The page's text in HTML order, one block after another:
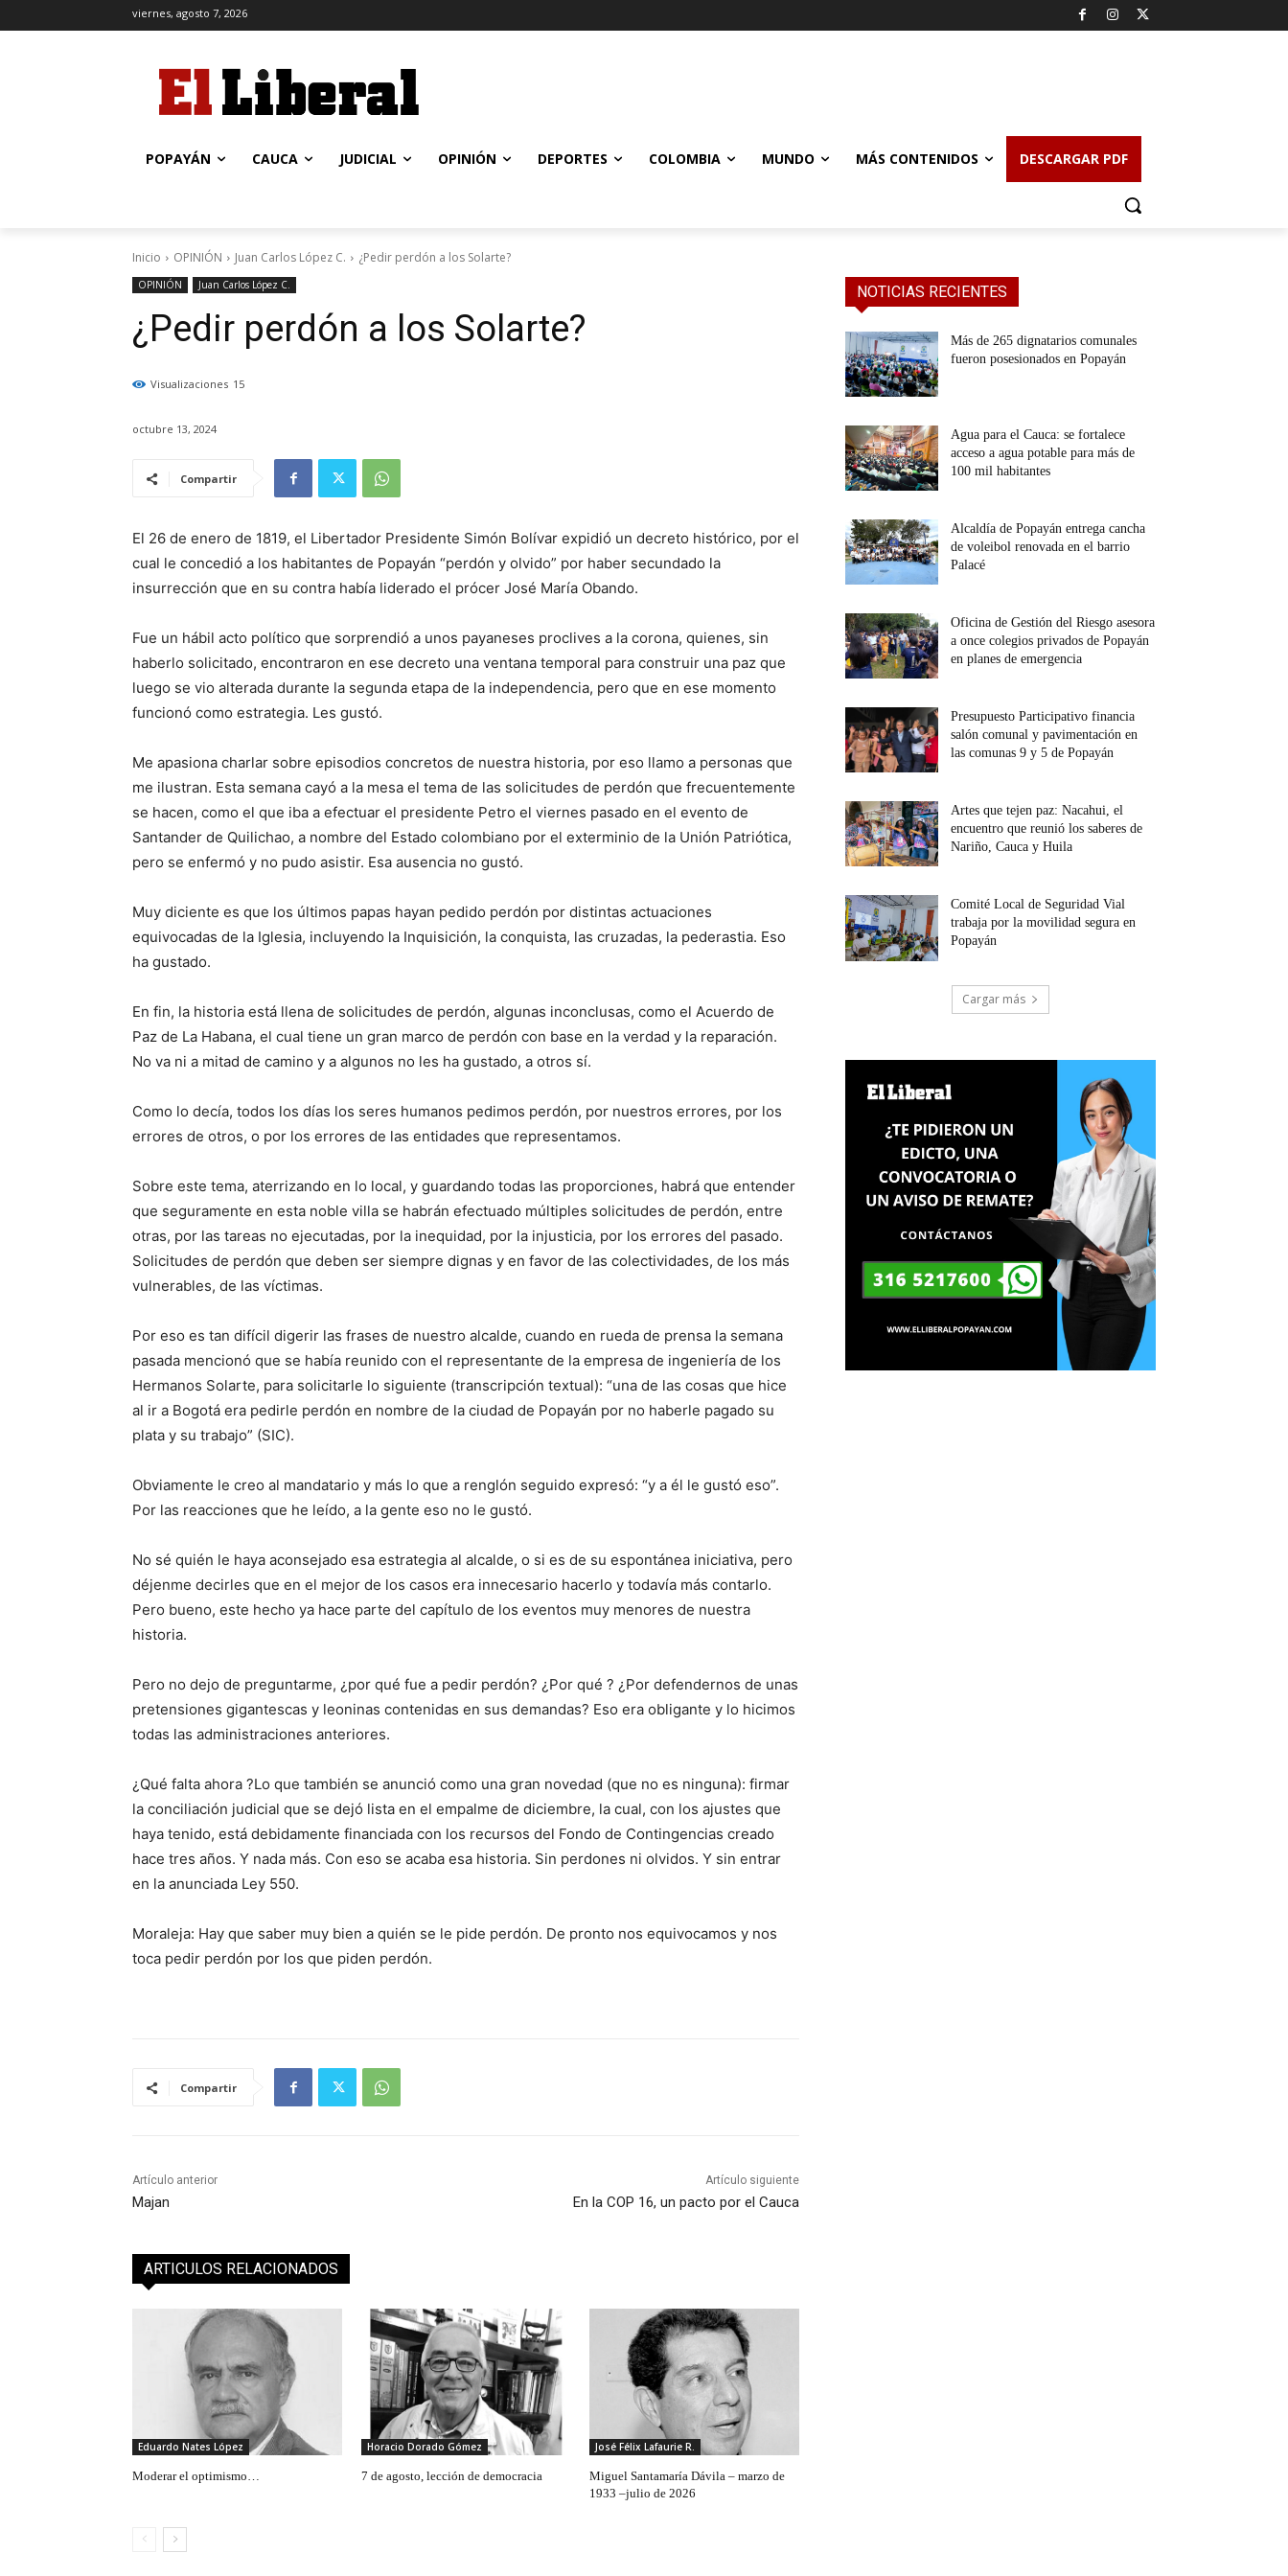
viernes, agosto 7, 2026
POPAYÁN CAUCA JUDICIAL OPINIÓN DEPORTES COLOMBIA MUNDO MÁS CONTENIDOS DESCARGAR PDF
Inicio OPINIÓN Juan Carlos López C. ¿Pedir perdón a los Solarte?
OPINIÓN Juan Carlos López C.
¿Pedir perdón a los Solarte?
Visualizaciones 15
octubre 13, 2024
Compartir
El 26 de enero de 1819, el Libertador Presidente Simón Bolívar expidió un decreto histórico, por el
cual le concedió a los habitantes de Popayán “perdón y olvido” por haber secundado la
insurrección que en su contra había liderado el prócer José María Obando.
Fue un hábil acto político que sorprendió a unos payaneses proclives a la corona, quienes, sin
haberlo solicitado, encontraron en ese decreto una ventana temporal para construir una paz que
luego se vio alterada durante la segunda etapa de la independencia, pero que en ese momento
funcionó como estrategia. Les gustó.
Me apasiona charlar sobre episodios concretos de nuestra historia, por eso llamo a personas que
me ilustran. Esta semana cayó a la mesa el tema de las solicitudes de perdón que frecuentemente
se hacen, como el que iba a efectuar el presidente Petro el viernes pasado en el evento de
Santander de Quilichao, a nombre del Estado colombiano por el exterminio de la Unión Patriótica,
pero se enfermó y no pudo asistir. Esa ausencia no gustó.
Muy diciente es que los últimos papas hayan pedido perdón por distintas actuaciones
equivocadas de la Iglesia, incluyendo la Inquisición, la conquista, las cruzadas, la pederastia. Eso
ha gustado.
En fin, la historia está llena de solicitudes de perdón, algunas inconclusas, como el Acuerdo de
Paz de La Habana, el cual tiene un gran marco de perdón con base en la verdad y la reparación.
No va ni a mitad de camino y a algunos no les ha gustado, a otros sí.
Como lo decía, todos los días los seres humanos pedimos perdón, por nuestros errores, por los
errores de otros, o por los errores de las entidades que representamos.
Sobre este tema, aterrizando en lo local, y guardando todas las proporciones, habrá que entender
que seguramente en esta noble villa se habrán efectuado múltiples solicitudes de perdón, entre
otras, por las tareas no ejecutadas, por la inequidad, por la injusticia, por los errores del pasado.
Solicitudes de perdón que deben ser siempre dignas y en favor de las colectividades, de los más
vulnerables, de las víctimas.
Por eso es tan difícil digerir las frases de nuestro alcalde, cuando en rueda de prensa la semana
pasada mencionó que se había reunido con el representante de la empresa de ingeniería de los
Hermanos Solarte, para solicitarle lo siguiente (transcripción textual): “una de las cosas que hice
al ir a Bogotá era pedirle perdón en nombre de la ciudad de Popayán por no haberle pagado su
plata y su trabajo” (SIC).
Obviamente le creo al mandatario y más lo que a renglón seguido expresó: “y a él le gustó eso”.
Por las reacciones que he leído, a la gente eso no le gustó.
No sé quién le haya aconsejado esa estrategia al alcalde, o si es de su espontánea iniciativa, pero
déjenme decirles que en el mejor de los casos era innecesario hacerlo y todavía más contarlo.
Pero bueno, este hecho ya hace parte del capítulo de los eventos muy menores de nuestra
historia.
Pero no dejo de preguntarme, ¿por qué fue a pedir perdón? ¿Por qué ? ¿Por defendernos de unas
pretensiones gigantescas y leoninas contenidas en sus demandas? Eso era obligante y lo hicimos
todas las administraciones anteriores.
¿Qué falta ahora ?Lo que también se anunció como una gran novedad (que no es ninguna): firmar
la conciliación judicial que se dejó lista en el empalme de diciembre, la cual, con los ajustes que
haya tenido, está debidamente financiada con los recursos del Fondo de Contingencias creado
hace tres años. Y nada más. Con eso se acaba esa historia. Sin perdones ni olvidos. Y sin entrar
en la anunciada Ley 550.
Moraleja: Hay que saber muy bien a quién se le pide perdón. De pronto nos equivocamos y nos
toca pedir perdón por los que piden perdón.
Compartir
Artículo anterior
Majan
Artículo siguiente
En la COP 16, un pacto por el Cauca
ARTICULOS RELACIONADOS
Eduardo Nates López
Moderar el optimismo…
Horacio Dorado Gómez
7 de agosto, lección de democracia
José Félix Lafaurie R.
Miguel Santamaría Dávila – marzo de
1933 –julio de 2026
NOTICIAS RECIENTES
Más de 265 dignatarios comunales
fueron posesionados en Popayán
Agua para el Cauca: se fortalece
acceso a agua potable para más de
100 mil habitantes
Alcaldía de Popayán entrega cancha
de voleibol renovada en el barrio
Palacé
Oficina de Gestión del Riesgo asesora
a once colegios privados de Popayán
en planes de emergencia
Presupuesto Participativo financia
salón comunal y pavimentación en
las comunas 9 y 5 de Popayán
Artes que tejen paz: Nacahui, el
encuentro que reunió los saberes de
Nariño, Cauca y Huila
Comité Local de Seguridad Vial
trabaja por la movilidad segura en
Popayán
Cargar más